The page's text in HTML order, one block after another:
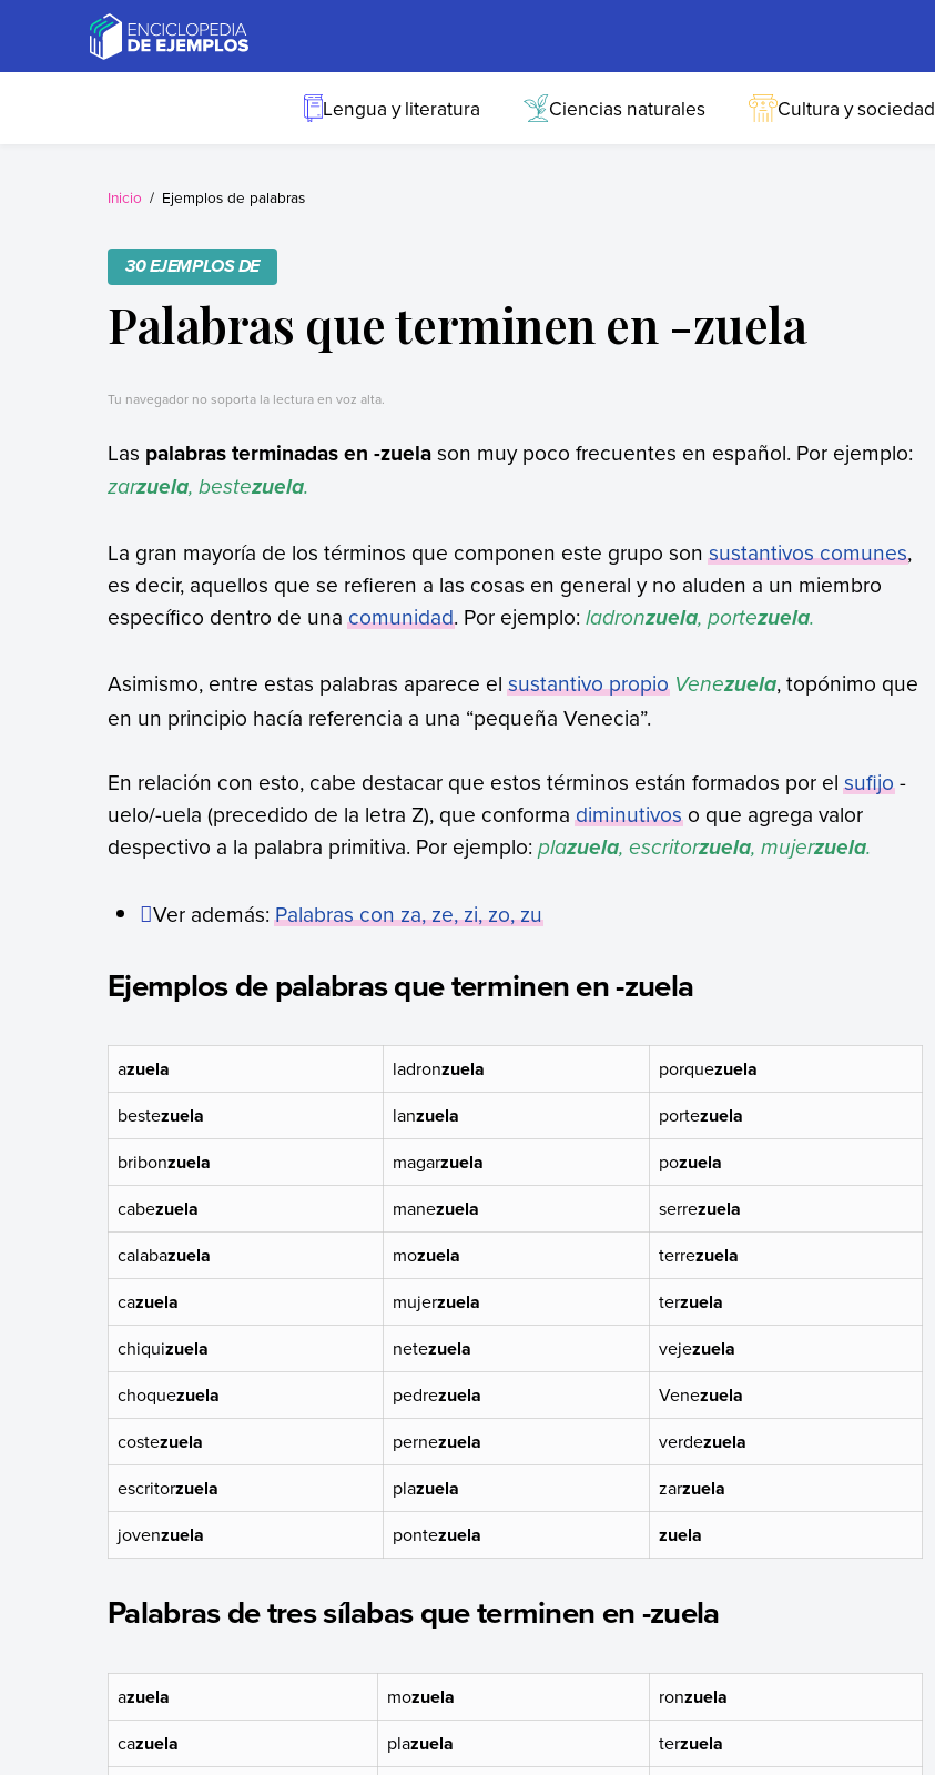
Ejemplos
Necesitas ejemplos.
Lengua y literatura Ciencias naturales Cultura y sociedad
Inicio Ejemplos de palabras
30 EJEMPLOS DE
Palabras que terminen en -zuela
Tu navegador no soporta la lectura en voz alta.
Las palabras terminadas en -zuelason muy poco frecuentes en español. Por ejemplo:
zarzuela, bestezuela.
La gran mayoría de los términos que componen este grupo sonsustantivos comunes,
es decir, aquellos que se refieren a las cosas en general y no aluden a un miembro
específico dentro de unacomunidad. Por ejemplo: ladronzuela, portezuela.
Asimismo, entre estas palabras aparece elsustantivo propio Venezuela, topónimo que
en un principio hacía referencia a una “pequeña Venecia”.
En relación con esto, cabe destacar que estos términos están formados por elsufijo-
uelo/-uela (precedido de la letra Z), que conformadiminutivoso que agrega valor
despectivo a la palabra primitiva. Por ejemplo: plazuela, escritorzuela, mujerzuela.
Ver además:Palabras con za, ze, zi, zo, zu
Ejemplos de palabras que terminen en -zuela
azuela ladronzuela porquezuela
bestezuela lanzuela portezuela
bribonzuela magarzuela pozuela
cabezuela manezuela serrezuela
calabazuela mozuela terrezuela
cazuela mujerzuela terzuela
chiquizuela netezuela vejezuela
choquezuela pedrezuela Venezuela
costezuela pernezuela verdezuela
escritorzuela plazuela zarzuela
jovenzuela pontezuela zuela
Palabras de tres sílabas que terminen en -zuela
azuela mozuela ronzuela
cazuela plazuela terzuela